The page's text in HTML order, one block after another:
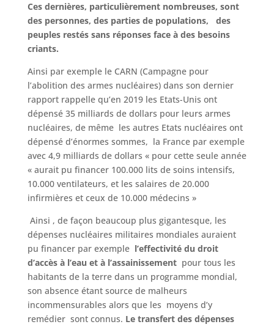
Ces dernières, particulièrement nombreuses, sont
des personnes, des parties de populations, des
peuples restés sans réponses face à des besoins
criants.
Ainsi par exemple le CARN (Campagne pour
l’abolition des armes nucléaires) dans son dernier
rapport rappelle qu’en 2019 les Etats-Unis ont
dépensé 35 milliards de dollars pour leurs armes
nucléaires, de même les autres Etats nucléaires ont
dépensé d’énormes sommes, la France par exemple
avec 4,9 milliards de dollars « pour cette seule année
« aurait pu financer 100.000 lits de soins intensifs,
10.000 ventilateurs, et les salaires de 20.000
infirmières et ceux de 10.000 médecins »
Ainsi , de façon beaucoup plus gigantesque, les
dépenses nucléaires militaires mondiales auraient
pu financer par exemple l’effectivité du droit
d’accès à l’eau et à l’assainissement pour tous les
habitants de la terre dans un programme mondial,
son absence étant source de malheurs
incommensurables alors que les moyens d’y
remédier sont connus. Le transfert des dépenses